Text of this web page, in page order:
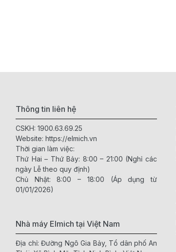
Thông tin liên hệ
CSKH: 1900.63.69.25
Website: https://elmich.vn
Thời gian làm việc:
Thứ Hai – Thứ Bảy: 8:00 – 21:00 (Nghỉ các
ngày Lễ theo quy định)
Chủ Nhật: 8:00 – 18:00 (Áp dụng từ
01/01/2026)
Nhà máy Elmich tại Việt Nam
Địa chỉ: Đường Ngô Gia Bảy, Tổ dân phố An